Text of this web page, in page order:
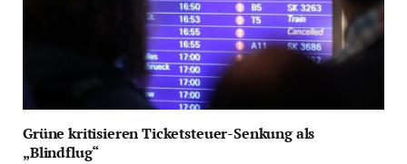
Grüne kritisieren Ticketsteuer-Senkung als
„Blindflug“